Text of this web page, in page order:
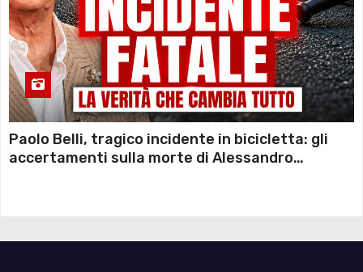
Paolo Belli, tragico incidente in bicicletta: gli
accertamenti sulla morte di Alessandro